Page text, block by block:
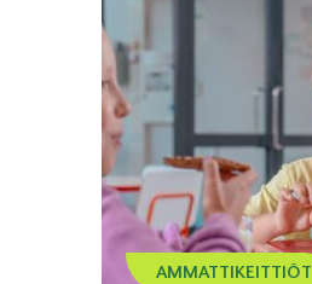
AMMATTIKEITTIÖT